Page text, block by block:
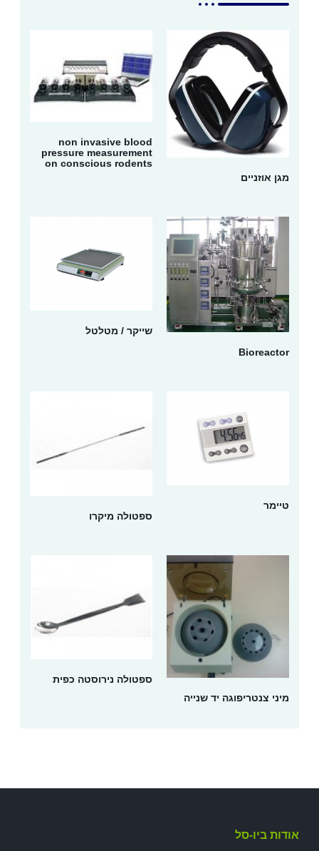
אוזניים
non invasive blood
pressure measurement
on conscious rodents
שייקר / מטלטל
ספטולה מיקרו
צנטריפוגה יד שנייה
ספטולה נירוסטה כפית
ביו-סל